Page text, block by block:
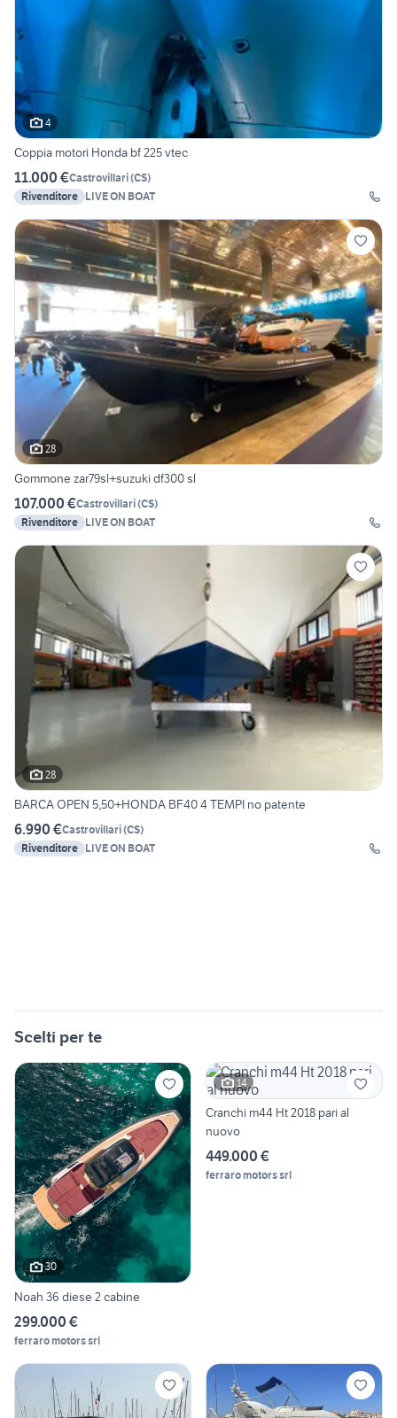
4
Coppia motori Honda bf 225 vtec
11.000 €Castrovillari(CS)
Rivenditore LIVE ON BOAT
28
Gommone zar79sl+suzuki df300 sl
107.000 €Castrovillari(CS)
Rivenditore LIVE ON BOAT
28
BARCA OPEN 5,50+HONDA BF40 4 TEMPI no patente
6.990 €Castrovillari(CS)
Rivenditore LIVE ON BOAT
Scelti per te
30
Noah 36 diese 2 cabine
299.000 €
ferraro motors srl
14
Cranchi m44 Ht 2018 pari al
nuovo
449.000 €
ferraro motors srl